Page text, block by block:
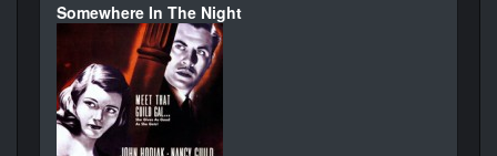
Somewhere In The Night